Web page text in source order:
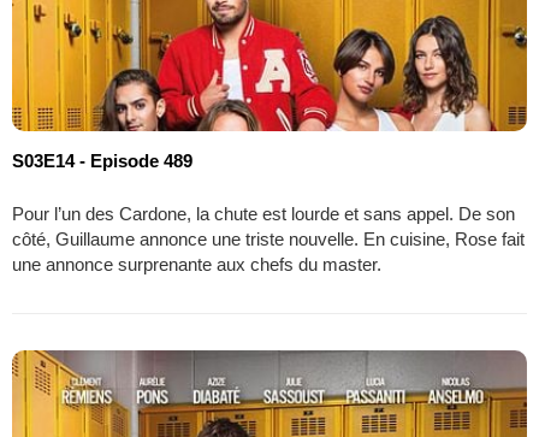
S03E14 - Episode 489
Pour l’un des Cardone, la chute est lourde et sans appel. De son
côté, Guillaume annonce une triste nouvelle. En cuisine, Rose fait
une annonce surprenante aux chefs du master.